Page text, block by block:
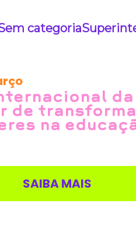
categoria
da
de
na
SAIBA MAIS